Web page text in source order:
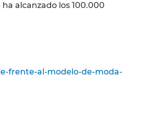
alcanzado los 100.000
frente-al-modelo-de-moda-